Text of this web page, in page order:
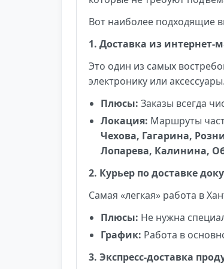
Вот наиболее подходящие
1. Доставка из интернет-
Это один из самых
электронику или аксессуары.
Плюсы: Заказы всегда
Локация: Маршруты
Чехова, Гагарина,
Лопарева, Калинина,
2. Курьер по доставке
Самая «легкая» работа в
Плюсы: Не нужна
График: Работа в
3. Экспресс-доставка